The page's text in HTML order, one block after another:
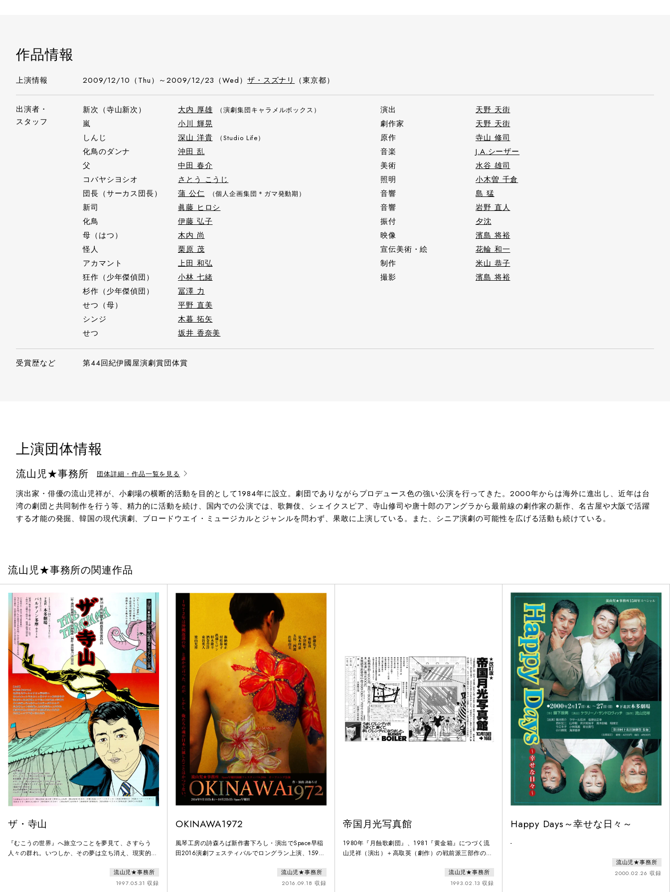
作品情報
上演情報 2009/12/10（Thu）～2009/12/23（Wed） ザ・スズナリ （東京都）
出演者・
スタッフ
新次（寺山新次） 大内 厚雄 （演劇集団キャラメルボックス）
嵐
小川 輝晃
しんじ
深山 洋貴 （Studio Life）
化鳥のダンナ
沖田 乱
父
中田 春介
コバヤシヨシオ
さとう こうじ
団長（サーカス団長）
蒲 公仁 （個人企画集団＊ガマ発動期）
新司
眞藤 ヒロシ
化鳥
伊藤 弘子
母（はつ）
木内 尚
怪人
栗原 茂
アカマント
上田 和弘
狂作（少年傑偵団）
小林 七緒
杉作（少年傑偵団）
冨澤 力
せつ（母）
平野 直美
シンジ
木暮 拓矢
せつ
坂井 香奈美
演出
天野 天街
劇作家
天野 天街
原作
寺山 修司
音楽
J.A.シーザー
美術
水谷 雄司
照明
小木曽 千倉
音響
島 猛
音響
岩野 直人
振付
夕沈
映像
濱島 将裕
宣伝美術・絵
花輪 和一
制作
米山 恭子
撮影
濱島 将裕
受賞歴など 第44回紀伊國屋演劇賞団体賞
上演団体情報
流山児★事務所 団体詳細・作品一覧を見る
演出家・俳優の流山児祥が、小劇場の横断的活動を目的として1984年に設立。劇団でありながらプロデュース色の強い公演を行ってきた。2000年からは海外に進出し、近年は台
湾の劇団と共同制作を行う等、精力的に活動を続け、国内での公演では、歌舞伎、シェイクスピア、寺山修司や唐十郎のアングラから最前線の劇作家の新作、名古屋や大阪で活躍
する才能の発掘、韓国の現代演劇、ブロードウエイ・ミュージカルとジャンルを問わず、果敢に上演している。また、シニア演劇の可能性を広げる活動も続けている。
流山児★事務所の関連作品
ザ・寺山
『むこうの世界』へ旅立つことを夢見て、さすらう
人々の群れ。いつしか、その夢は立ち消え、現実的世
ベースに描く少年の希望と世界の果て。寺山劇の単な
る復元ではなく、全編に寺山作品の断片をちりばめ、
流山児★事務所
1997.05.31 収録
OKINAWA1972
風琴工房の詩森ろば新作書下ろし・演出でSpace早稲
田2016演劇フェスティバルでロングラン上演、1599
キナワは揺れていた。政治、裏社会、すべてが交錯
し、火花を散らす。沖縄「裏社会」に蠢く若者と当時
流山児★事務所
2016.09.18 収録
帝国月光写真館
1980年『月蝕歌劇団』、1981『黄金箱』につづく流
山児祥（演出）＋高取英（劇作）の戦前派三部作の完
噂が席巻した。「婦女子を誘拐し凌辱する」紅マント
の噂とはいったい何だったのか？日中戦争(支那事
流山児★事務所
1993.02.13 収録
Happy Days～幸せな日々～
-
流山児★事務所
2000.02.26 収録